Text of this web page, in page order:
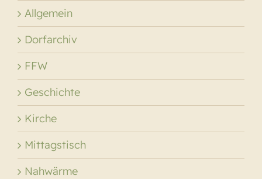
Allgemein
Dorfarchiv
FFW
Geschichte
Kirche
Mittagstisch
Nahwärme